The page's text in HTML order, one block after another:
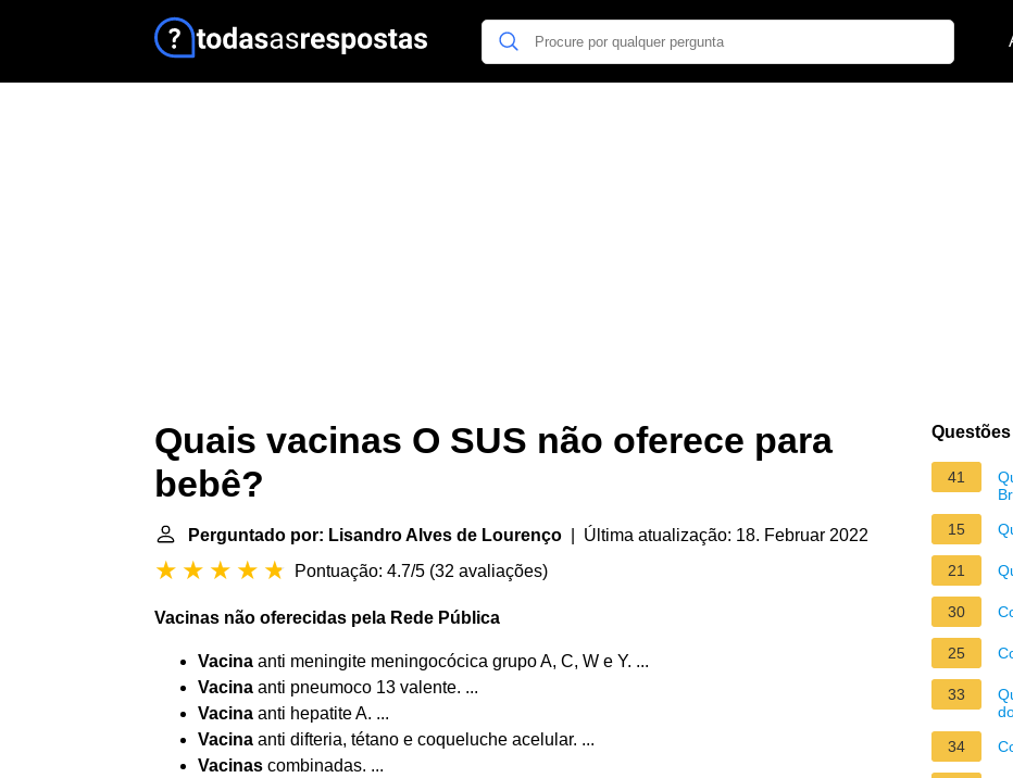
Quais vacinas O SUS não oferece para
bebê?
Perguntado por: Lisandro Alves de Lourenço | Última atualização: 18. Februar 2022
Pontuação: 4.7/5 (32 avaliações)
Vacinas não oferecidas pela Rede Pública
Vacina anti meningite meningocócica grupo A, C, W e Y. ...
Vacina anti pneumoco 13 valente. ...
Vacina anti hepatite A. ...
Vacina anti difteria, tétano e coqueluche acelular. ...
Vacinas combinadas. ...
41
15
21
30
25
33
34